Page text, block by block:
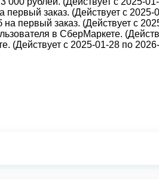
заказ. (Действует с
первый заказ. (Действует с
в СберМаркете.
(Действует с 2025-01-28 по